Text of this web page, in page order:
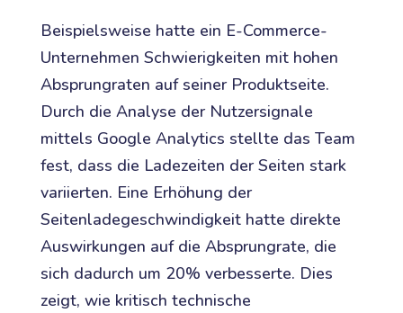
Beispielsweise hatte ein E-Commerce-
Unternehmen Schwierigkeiten mit hohen
Absprungraten auf seiner Produktseite.
Durch die Analyse der Nutzersignale
mittels Google Analytics stellte das Team
fest, dass die Ladezeiten der Seiten stark
variierten. Eine Erhöhung der
Seitenladegeschwindigkeit hatte direkte
Auswirkungen auf die Absprungrate, die
sich dadurch um 20% verbesserte. Dies
zeigt, wie kritisch technische